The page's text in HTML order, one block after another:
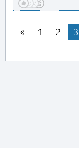
1 2 3